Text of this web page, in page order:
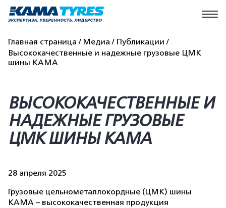
Главная страница Медиа
Публикации
Высококачественные и надежные грузовые ЦМК
шины КАМА
ВЫСОКОКАЧЕСТВЕННЫЕ И
НАДЕЖНЫЕ ГРУЗОВЫЕ
ЦМК ШИНЫ КАМА
28 апреля 2025
Грузовые цельнометаллокордные (ЦМК) шины
КАМА – высококачественная продукция